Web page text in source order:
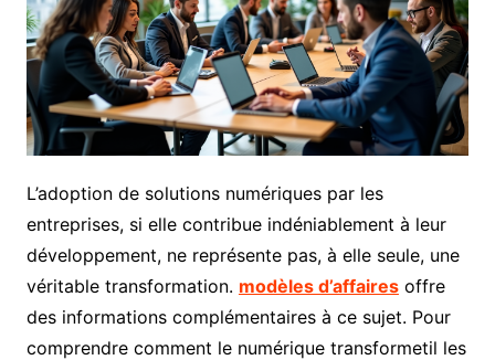
L’adoption de solutions numériques par les
entreprises, si elle contribue indéniablement à leur
développement, ne représente pas, à elle seule, une
véritable transformation. modèles d’affairesoffre
des informations complémentaires à ce sujet. Pour
comprendre comment le numérique transformetil les